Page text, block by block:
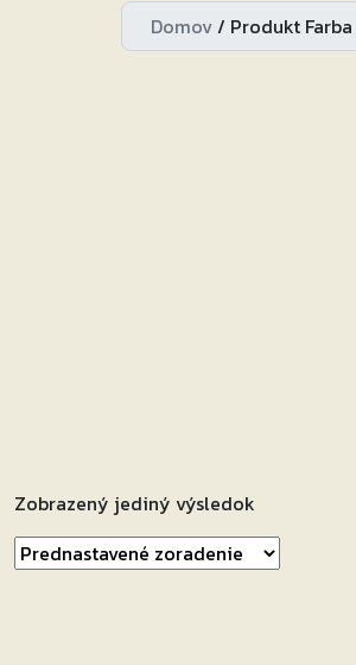
Domov/ Produkt Farba
Zobrazený jediný výsledok